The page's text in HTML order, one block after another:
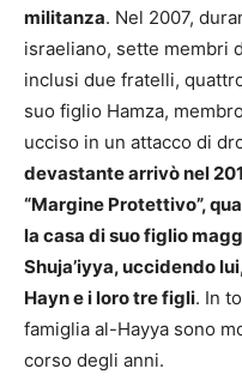
militanza. Nel 2007,
israeliano, sette membri
inclusi due fratelli,
suo figlio Hamza,
ucciso in un attacco di
devastante arrivò nel
“Margine Protettivo”,
la casa di suo figlio
Shuja’iyya, uccidendo
Hayn e i loro tre figli. In
famiglia al-Hayya sono
corso degli anni.